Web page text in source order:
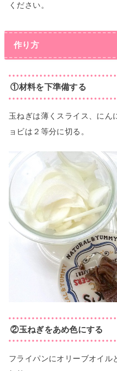
ください。
作り方
①材料を下準備する
玉ねぎは薄くスライス、にん
ョビは２等分に切る。
②玉ねぎをあめ色にする
フライパンにオリーブオイル